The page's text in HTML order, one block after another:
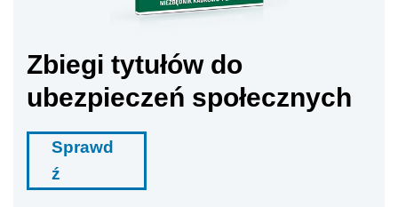
Zbiegi tytułów do
ubezpieczeń społecznych
Sprawd
ź